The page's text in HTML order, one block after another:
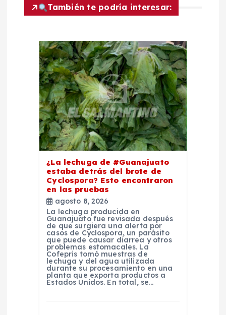
n
También te podría interesar:
¿La lechuga de #Guanajuato
estaba detrás del brote de
Cyclospora? Esto encontraron
en las pruebas
agosto 8, 2026
La lechuga producida en
Guanajuato fue revisada después
de que surgiera una alerta por
casos de Cyclospora, un parásito
que puede causar diarrea y otros
problemas estomacales. La
Cofepris tomó muestras de
lechuga y del agua utilizada
durante su procesamiento en una
planta que exporta productos a
Estados Unidos. En total, se…